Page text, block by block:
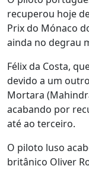
recuperou hoje
Prix do Mónaco
ainda no degrau
Félix da Costa,
devido a um
Mortara
acabando por
até ao terceiro.
O piloto luso
britânico Oliver